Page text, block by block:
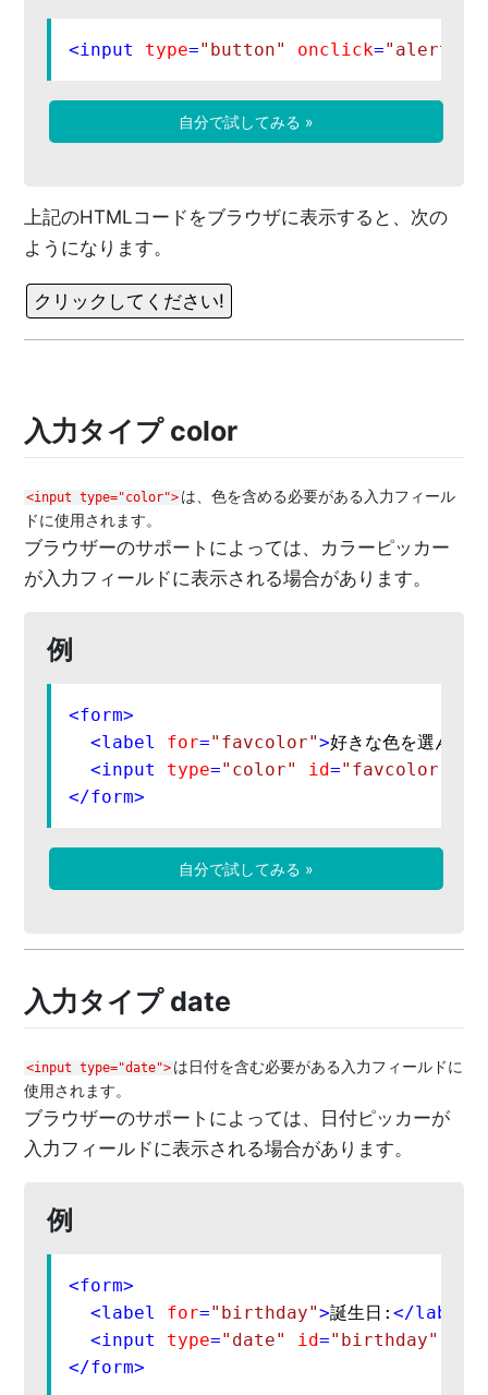
<input type="button" onclick=
自分で試してみる »
上記のHTMLコードをブラウザに表示すると、次の
ようになります。
入力タイプ color
<input type="color"> は、色を含める必要がある入力フィール
ドに使用されます。
ブラウザーのサポートによっては、カラーピッカー
が入力フィールドに表示される場合があります。
例
<form>
<label for="favcolor">好きな色を選んで
<input type="color" id="favcolor"
</form>
自分で試してみる »
入力タイプ date
<input type="date"> は日付を含む必要がある入力フィールドに
使用されます。
ブラウザーのサポートによっては、日付ピッカーが
入力フィールドに表示される場合があります。
例
<form>
<label for="birthday">誕生日:</label
<input type="date" id="birthday"
</form>